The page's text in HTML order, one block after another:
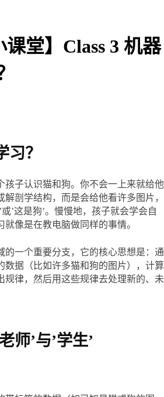
课堂】Class 3 机器
习？
孩子认识猫和狗。你不会一上来就给他
剖学结构，而是会给他看许多图片，
’这是狗’。慢慢地，孩子就会学会自
像是在教电脑做同样的事情。
的一个重要分支，它的核心思想是：通
数据（比如许多猫和狗的图片），计算
规律，然后用这些规律去处理新的、未
师’与’学生’